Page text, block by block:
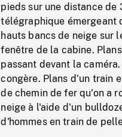
pieds sur une distance
télégraphique émergeant
hauts bancs de neige sur
fenêtre de la cabine.
passant devant la
congère. Plans d'un train
de chemin de fer qu'on a
neige à l'aide d'un
d'hommes en train de